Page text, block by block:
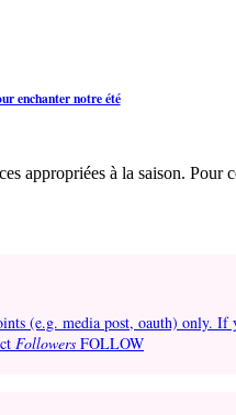
enchanter notre été
appropriées à la saison. Pour
(e.g. media post, oauth) only. If
Followers FOLLOW